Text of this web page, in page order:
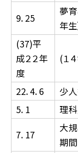
9. 25
夢育
年生
(37)平
成２２年
度
(１
22. 4. 6
少
5. 1
理
7. 17
大
期